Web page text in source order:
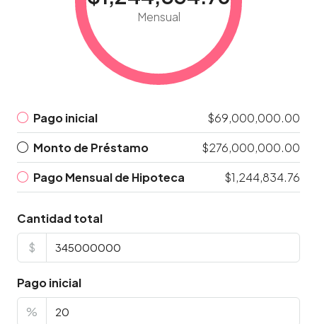
Mensual
Pago inicial
$69,000,000.00
Monto de Préstamo
$276,000,000.00
Pago Mensual de Hipoteca
$1,244,834.76
Cantidad total
$
Pago inicial
%